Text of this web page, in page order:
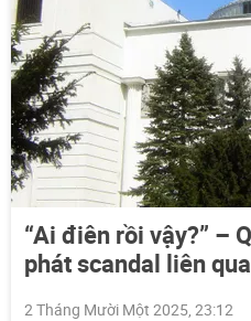
“Ai điên rồi vậy?” –
phát scandal liên
2 Tháng Mười Một 2025, 23:12